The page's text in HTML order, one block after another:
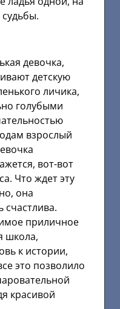
девочка,
детскую
личика,
голубыми
взрослый
вот-вот
Что ждет эту
она
приличное
школа,
к истории,
это позволило
красивой